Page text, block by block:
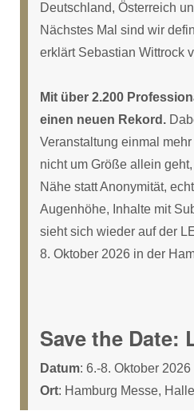
Deutschland, Österreich
Nächstes Mal sind wir
erklärt Sebastian Wittrock
Mit über 2.200
einen neuen Rekord.
Veranstaltung einmal
nicht um Größe allein
Nähe statt Anonymität,
Augenhöhe, Inhalte mit
sieht sich wieder auf der
8. Oktober 2026 in der
Save the Date:
Datum: 6.-8. Oktober 2026
Ort: Hamburg Messe,